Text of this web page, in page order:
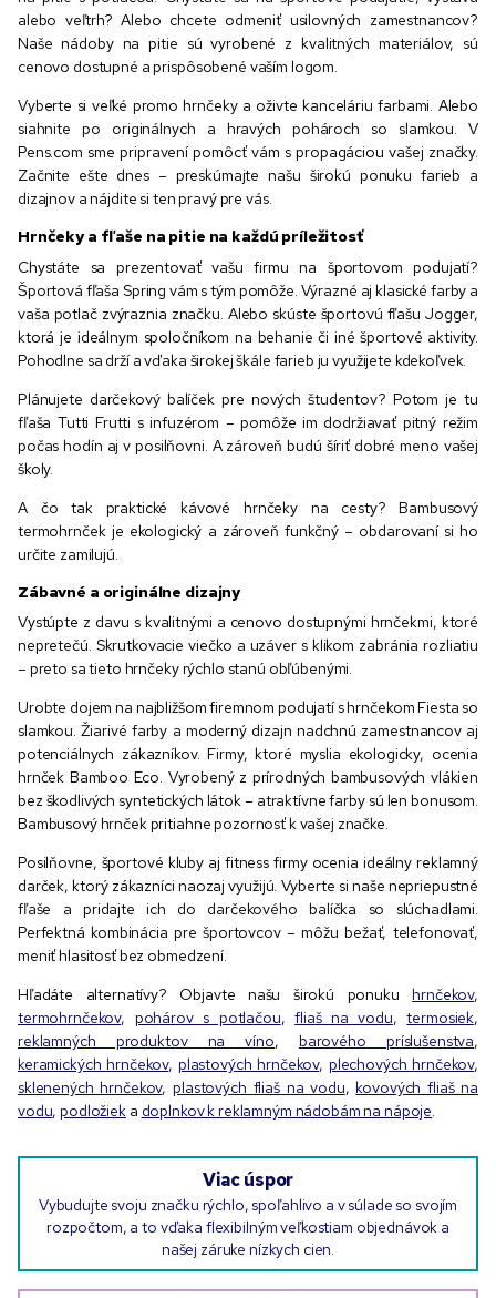
alebo veľtrh? Alebo chcete odmeniť usilovných zamestnancov?
Naše nádoby na pitie sú vyrobené z kvalitných materiálov, sú
cenovo dostupné a prispôsobené vaším logom.
Vyberte si veľké promo hrnčeky a oživte kanceláriu farbami. Alebo
siahnite po originálnych a hravých pohároch so slamkou. V
Pens.com sme pripravení pomôcť vám s propagáciou vašej značky.
Začnite ešte dnes – preskúmajte našu širokú ponuku farieb a
dizajnov a nájdite si ten pravý pre vás.
Hrnčeky a fľaše na pitie na každú príležitosť
Chystáte sa prezentovať vašu firmu na športovom podujatí?
Športová fľaša Spring vám s tým pomôže. Výrazné aj klasické farby a
vaša potlač zvýraznia značku. Alebo skúste športovú fľašu Jogger,
ktorá je ideálnym spoločníkom na behanie či iné športové aktivity.
Pohodlne sa drží a vďaka širokej škále farieb ju využijete kdekoľvek.
Plánujete darčekový balíček pre nových študentov? Potom je tu
fľaša Tutti Frutti s infuzérom – pomôže im dodržiavať pitný režim
počas hodín aj v posilňovni. A zároveň budú šíriť dobré meno vašej
školy.
A čo tak praktické kávové hrnčeky na cesty? Bambusový
termohrnček je ekologický a zároveň funkčný – obdarovaní si ho
určite zamilujú.
Zábavné a originálne dizajny
Vystúpte z davu s kvalitnými a cenovo dostupnými hrnčekmi, ktoré
nepretečú. Skrutkovacie viečko a uzáver s klikom zabránia rozliatiu
– preto sa tieto hrnčeky rýchlo stanú obľúbenými.
Urobte dojem na najbližšom firemnom podujatí s hrnčekom Fiesta so
slamkou. Žiarivé farby a moderný dizajn nadchnú zamestnancov aj
potenciálnych zákazníkov. Firmy, ktoré myslia ekologicky, ocenia
hrnček Bamboo Eco. Vyrobený z prírodných bambusových vlákien
bez škodlivých syntetických látok – atraktívne farby sú len bonusom.
Bambusový hrnček pritiahne pozornosť k vašej značke.
Posilňovne, športové kluby aj fitness firmy ocenia ideálny reklamný
darček, ktorý zákazníci naozaj využijú. Vyberte si naše nepriepustné
fľaše a pridajte ich do darčekového balíčka so slúchadlami.
Perfektná kombinácia pre športovcov – môžu bežať, telefonovať,
meniť hlasitosť bez obmedzení.
Hľadáte alternatívy? Objavte našu širokú ponukuhrnčekov,
termohrnčekov, pohárov s potlačou,fliaš na vodu,termosiek,
reklamných produktov na víno, barového príslušenstva,
keramických hrnčekov, plastových hrnčekov, plechových hrnčekov,
sklenených hrnčekov,plastových fliaš na vodu,kovových fliaš na
vodu,podložieka doplnkov k reklamným nádobám na nápoje.
Viac úspor
Vybudujte svoju značku rýchlo, spoľahlivo a v súlade so svojím
rozpočtom, a to vďaka flexibilným veľkostiam objednávok a
našej záruke nízkych cien.